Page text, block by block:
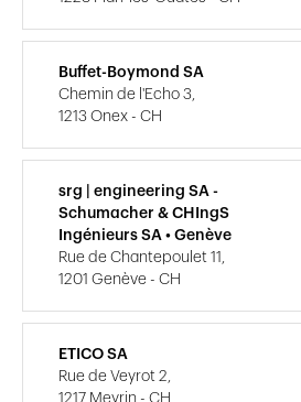
Buffet-Boymond SA
Chemin de l'Echo 3,
1213 Onex - CH
srg | engineering SA -
Schumacher & CHIngS
Ingénieurs SA • Genève
Rue de Chantepoulet 11,
1201 Genève - CH
ETICO SA
Rue de Veyrot 2,
1217 Meyrin - CH